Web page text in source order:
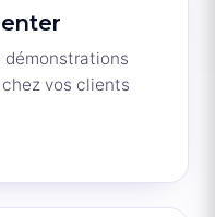
démonstrations
vos clients